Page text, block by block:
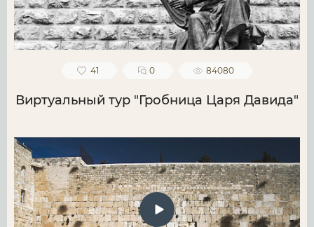
41 0 84080
Виртуальный тур "Гробница Царя Давида"